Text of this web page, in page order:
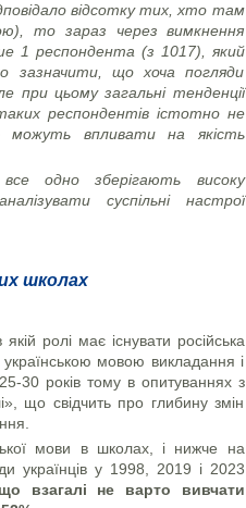
відсотку тих, хто там
то зараз через вимкнення
1 респондента (з 1017), який
зазначити, що хоча погляди
при цьому загальні тенденції
респондентів істотно не
впливати на якість
одно зберігають високу
суспільні настрої
школах
ролі має існувати російська
мовою викладання і
30 років тому в опитуваннях з
що свідчить про глибину змін
мови в школах, і нижче на
українців у 1998, 2019 і 2023
взагалі не варто вивчати